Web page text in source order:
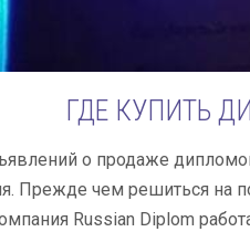
ГДЕ КУПИТЬ
о продаже
чем решиться на
Russian Diplom